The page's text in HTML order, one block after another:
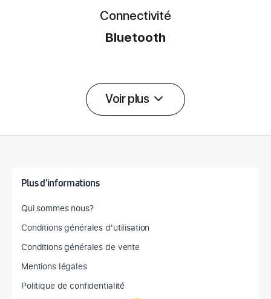
Connectivité
Bluetooth
Voir plus
Plus d'informations
Qui sommes nous?
Conditions générales d'utilisation
Conditions générales de vente
Mentions légales
Politique de confidentialité